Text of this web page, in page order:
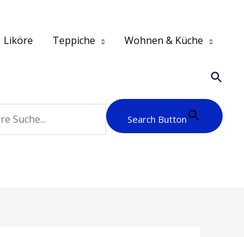
Liköre Teppiche Wohnen & Küche
Search Button